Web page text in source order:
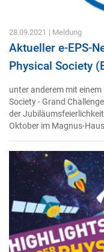
28.09.2021 | Meldung
Aktueller e-EPS-
Physical Society
unter anderem mit
Society - Grand
der
Oktober im Magnus-